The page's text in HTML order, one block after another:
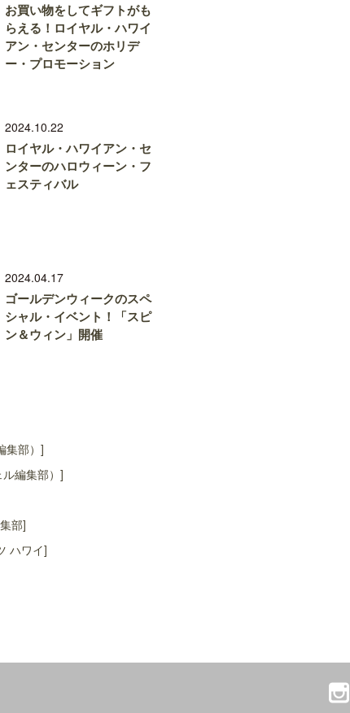
お買い物をしてギフトがも
らえる！ロイヤル・ハワイ
アン・センターのホリデ
ー・プロモーション
2024.10.22
ロイヤル・ハワイアン・セ
ンターのハロウィーン・フ
ェスティバル
2024.04.17
ゴールデンウィークのスペ
シャル・イベント！「スピ
ン＆ウィン」開催
集部）]
編集部）]
部]
ハワイ]